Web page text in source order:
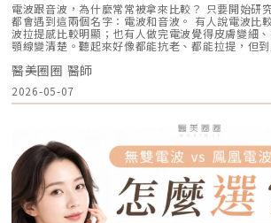
手工清粉刺的痛楚，整體舒適度大幅提升，輕鬆就
在正在吃口服 A 酸，可以打 AviClear 嗎？A：建議
般來說，口服 A 酸會讓皮膚變得比較薄且脆弱。多
A 酸至少 1 到 3 個月後，讓皮膚屏障稍微恢復，再
安全。Q3：如果我只有局部（例如下巴）長痘痘，
常建議「全臉治療」效果最佳。皮脂腺是分佈在全臉
在發炎，但其他區域的皮脂腺可能也處於過度活躍的
以達到整體控油、預防其他部位未來爆發的效果。當
針對正在發炎的嚴重區域特別加強能量。Q4：三次
幅萎縮皮脂腺，把出油量降到極低，讓長痘痘的機
自我修復機制的，經過數年後，部分皮脂腺可能會
外，極端的壓力、嚴重的賀爾蒙失調依然可能引發
說，膚況絕對會比治療前穩定非常多。許多人會選
AviClear 作為年度的「控油進廠保養」來施打一次
有修復期嗎？該怎麼保養？A：由於屬於「非侵入
膚最多只會有輕微的泛紅，通常在幾個小時到一天
影響日常上班上課。術後的保養也非常簡單：只要
想同時改善膚色不均與暗沉的人。效果與特色：熱傷
腫1~3天，幾乎不影響日常生活。是目前 CP 值極
重度凹洞救星：UP雷射原理：如果是屬於嚴重的「
秒雷射可能不夠力，這時候就需要汽化型雷射上場
（UltraPulse），它能將能量精準且極深地打入真皮
硬化的纖維化疤痕組織，進行深層的肌膚重建。適合
疤、嚴重凹洞型毛孔粗大。效果與特色：效果非常
「破壞力」也強。術後會有明顯的點狀結痂、流組
波 Exion、無限電波 Potenza）原理：結合了「微
雙重優勢。透過極細的微針穿透表皮，在到達真皮
波熱能。這不僅能刺激膠原蛋白與彈力蛋白重組（
的物理性破壞與電波熱能，還能破壞過度活躍的皮
孔）。適合誰：混合型毛孔（又油又鬆弛）、肝斑
者、想全面提升膚質緊緻度的人。效果與特色：因
表皮的熱傷害極小，退紅快（通常隔天即可上妝）
化」有非常亮眼的表現。5. 物理性微創重建：得美
基礎，並結合 AI 影像分析的智慧型色素雷射，已通
KFDA 與台灣 TFDA 核可。它的設計目的，是讓除斑
也更符合亞洲膚質對低熱傷害的需求。透過AI智慧
辨識斑點的深度與分布，使能量設定更具科學依據
Reepot 搭載超低溫冷卻機制，能在能量擊發的同時
紅腫與熱刺激。其能量原理以機械式震動分散黑色素
熱破壞，因此對周邊組織更溫和。簡單來說，它讓除
式，提升為更可控、恢復期更短的療程設計。
斑更精準、安全、穩定在眾多除斑雷射中，Reepot
術，不只是把能量打在斑點上，而是以更科學、更
題。AutoDerm 智慧影像分析系統在正式治療前，
每一處斑點的分布、深度與範圍。這讓醫師不再只
過影像資訊調整能量，讓治療更客製化、也更一致
或分布不規則的人來說，這項技術能有效提升治療
保護除斑過程中最令人擔心的副作用之一，就是因
皮，甚至反黑。CPTL 的作用是在雷射擊發的同時
低溫狀態，避免熱能向周圍擴散。皮膚被冷保護包
電波跟音波，為什麼常常被拿來比較？ 只要開始研
都會遇到這兩個名字：電波和音波。 有人說電波比
波拉提感比較明顯；也有人做完電波覺得皮膚變細
顎線變清楚。聽起來好像都能抗老、都能拉提，但
電波和音波最大的差別，不是「哪一個比較厲害」
同、作用的層次不同，適合處理的老化問題也不同。
改善皮膚的鬆、細紋、膚質與緊緻度。 音波偏向改
下顎線與深層支撐。 例如：如果把臉比喻成一棟房
理牆面，讓表面變得更平整、更緊；音波則比較像
拉提使用的是 RF 射頻能量。RF 是
射頻能量在皮膚組織中產生熱能，讓膠原蛋白受熱
蛋白新生與重組。很多人一聽到「加熱」會覺得很
點，而是讓一段皮膚組織被均勻加熱。當皮膚裡的
就像鬆掉的彈力網被重新收緊，視覺上會有比較緊
常見的效果感受包括：皮膚變緊、細紋變淡、毛孔
改善、膚質變得比較平滑。也因為電波比較強調「
善」，所以如果困擾的是臉看起來鬆鬆的、眼周或
醫美圈圈 醫師
2026-05-07